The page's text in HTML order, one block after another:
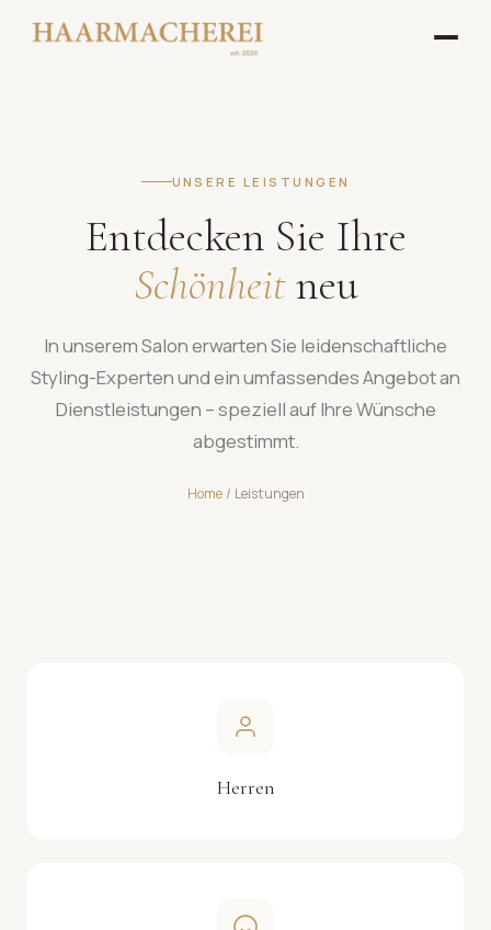
UNSERE LEISTUNGEN
Entdecken Sie Ihre
Schönheitneu
In unserem Salon erwarten Sie leidenschaftliche
Styling-Experten und ein umfassendes Angebot an
Dienstleistungen – speziell auf Ihre Wünsche
abgestimmt.
Home/ Leistungen
Herren